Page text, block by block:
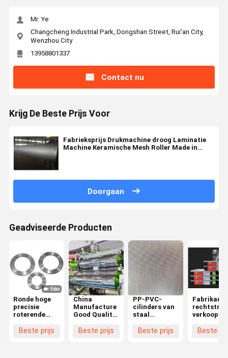
Mr. Ye
Changcheng Industrial Park, Dongshan Street, Rui'an City,
Wenzhou City
13958801337
Contact nu
Krijg De Beste Prijs Voor
Fabrieksprijs Drukmachine droog Laminatie
Machine Keramische Mesh Roller Made in
Doorgaan
Geadviseerde Producten
Ronde hoge
precisie
roterende
randblad
Beste prijs
China
Manufacture
Good Quality
geplatte
Beste prijs
PP-PVC-
cilinders van
staal
aniloxrol
Beste prijs
Fabrikant
verkoop
kwaliteit
Beste